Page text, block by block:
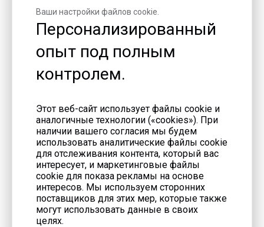
перед традиционными источниками
Газовые генераторы имеют ряд неоспоримых
генераторами:
1. Экономичность
СНГ) ниже, чем дизельное топливо или мазут —
эксплуатационные расходы снижаются на 30-
50%.
Низкие затраты на обслуживание: Газовые
двигатели имеют меньше трение между
деталями, поэтому требуют реже ТО и замены
запчастей.
2. Экологичность
Ваши настройки файлов cookie.
Персонализированный
опыт под полным
контролем.
Этот веб-сайт использует файлы cookie и
аналогичные технологии («cookies»). При
наличии вашего согласия мы будем
использовать аналитические файлы cookie
для отслеживания контента, который вас
интересует, и маркетинговые файлы
cookie для показа рекламы на основе
интересов. Мы используем сторонних
поставщиков для этих мер, которые также
могут использовать данные в своих
целях.